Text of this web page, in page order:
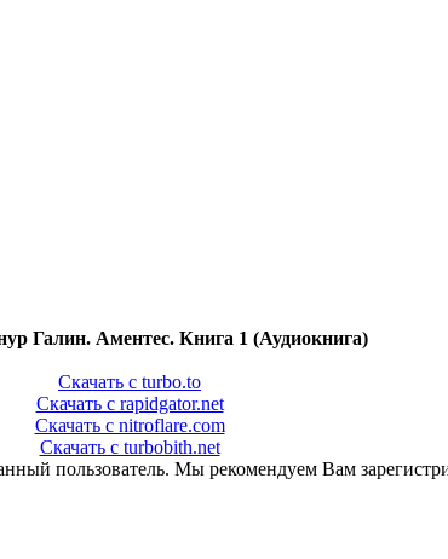
Галин. Аментес. Книга 1 (Аудиокнига)
Скачать с turbo.to
Скачать с rapidgator.net
Скачать с nitroflare.com
Скачать с turbobith.net
пользователь. Мы рекомендуем Вам